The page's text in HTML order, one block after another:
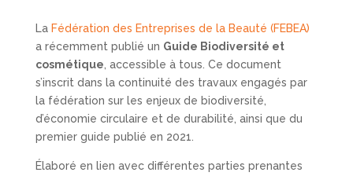
LaFédération des Entreprises de la Beauté (FEBEA)
a récemment publié un Guide Biodiversité et
cosmétique , accessible à tous. Ce document
s’inscrit dans la continuité des travaux engagés par
la fédération sur les enjeux de biodiversité,
d’économie circulaire et de durabilité, ainsi que du
premier guide publié en 2021.
Élaboré en lien avec différentes parties prenantes